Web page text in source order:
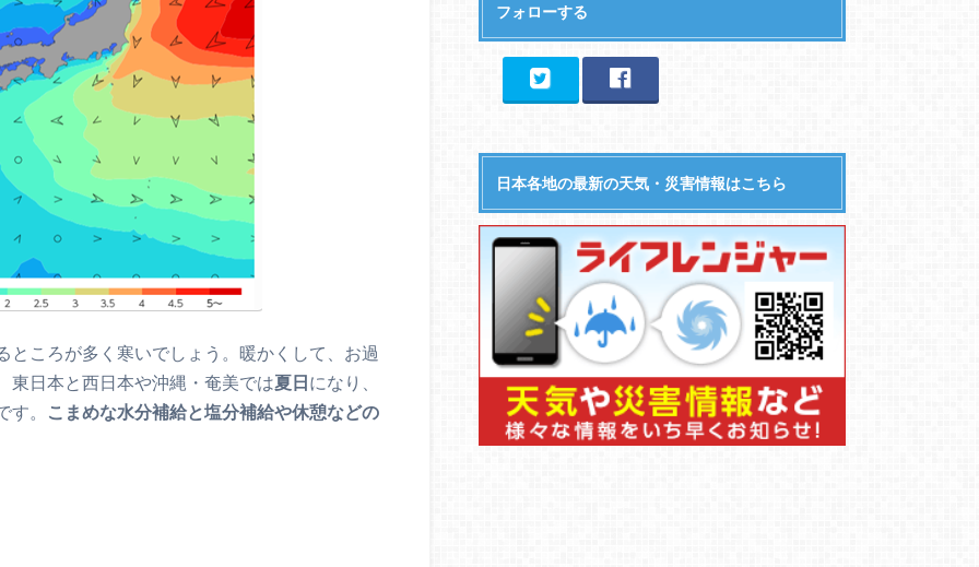
ころが多く寒いでしょう。暖かくして、お過
東日本と西日本や沖縄・奄美では夏日 になり、
す。
こまめな水分補給と塩分補給や休憩などの
フォローする
日本各地の最新の天気・災害情報はこちら